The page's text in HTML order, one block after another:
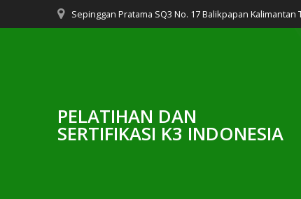
to
Sepinggan Pratama SQ3 No. 17 Balikpapan Kalimantan
PELATIHAN DAN
SERTIFIKASI K3 INDONESIA